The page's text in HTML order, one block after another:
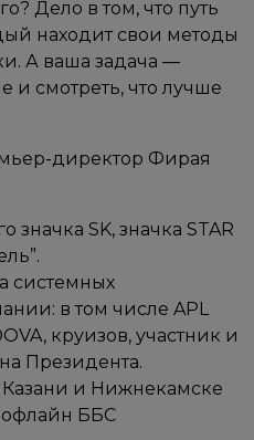
Дело в том, что путь
находит свои методы
А ваша задача —
и смотреть, что лучше
директор Фирая
значка SK, значка STAR
системных
в том числе APL
круизов, участник и
Президента.
и Нижнекамске
ББС